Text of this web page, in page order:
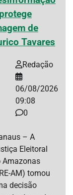
de
Tavares
Redação
06/08/2026
09:08
0
– A
Eleitoral
Amazonas
AM) tomou
decisão